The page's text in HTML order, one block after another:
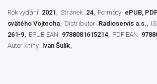
Rok vydání 2021 Stránek 24 Formáty ePUB,
svätého Vojtecha
Distributor Radioservis a.s.
261-9
EPUB EAN 9788081615214 PDF EAN
Autor knihy Ivan Šulík